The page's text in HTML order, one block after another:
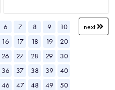
next
6 7 8 9
10
16 17 18 19
20
26 27 28 29
30
36 37 38 39
40
46 47 48 49
50